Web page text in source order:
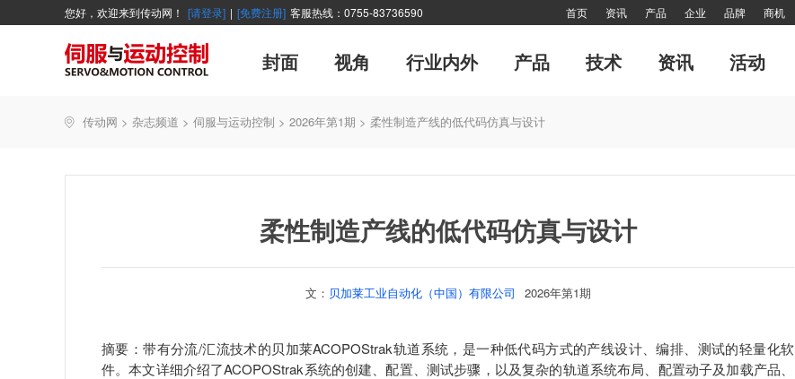
您好，欢迎来到传动网！ [请登录] | [免费注册] 客服热线：0755-83736590 首页 资讯 产品 企业 品牌 商机
封面 视角
产业活动
行业内外
企业管理
产品 技术
智能制造
技术与应用
资讯 活动
传动网 > 杂志频道 > 伺服与运动控制 > 2026年第1期 > 柔性制造产线的低代码仿真与设计
柔性制造产线的低代码仿真与设计
文： 贝加莱工业自动化（中国）有限公司 2026年第1期
摘要：带有分流/汇流技术的贝加莱ACOPOStrak轨道系统，是一种低代码方式的产线设计、编排、测试的轻量化软
件。本文详细介绍了ACOPOStrak系统的创建、配置、测试步骤，以及复杂的轨道系统布局、配置动子及加载产品、